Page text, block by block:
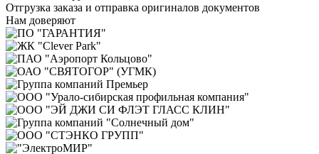
Отгрузка заказа и отправка оригиналов документов
Нам доверяют